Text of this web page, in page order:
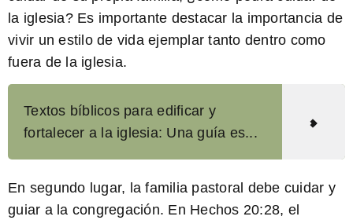
la iglesia? Es importante destacar la importancia de
vivir un estilo de vida ejemplar tanto dentro como
fuera de la iglesia.
Textos bíblicos para edificar y
fortalecer a la iglesia: Una guía es...
En segundo lugar, la familia pastoral debe cuidar y
guiar a la congregación. En Hechos 20:28, el